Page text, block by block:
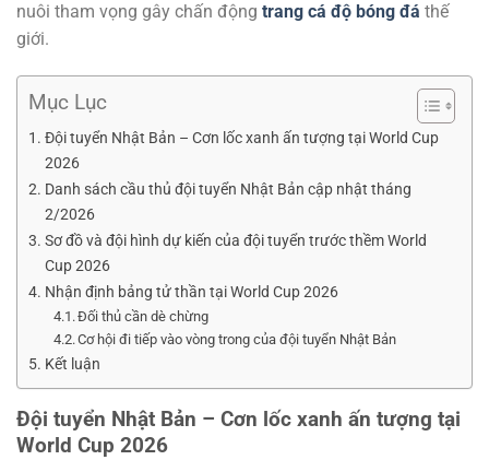
nuôi tham vọng gây chấn động trang cá độ bóng đá thế
giới.
Mục Lục
Đội tuyển Nhật Bản – Cơn lốc xanh ấn tượng tại World Cup
2026
Danh sách cầu thủ đội tuyển Nhật Bản cập nhật tháng
2/2026
Sơ đồ và đội hình dự kiến của đội tuyển trước thềm World
Cup 2026
Nhận định bảng tử thần tại World Cup 2026
Đối thủ cần dè chừng
Cơ hội đi tiếp vào vòng trong của đội tuyển Nhật Bản
Kết luận
Đội tuyển Nhật Bản – Cơn lốc xanh ấn tượng tại
World Cup 2026